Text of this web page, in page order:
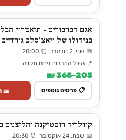
אגם הברבורים - תיאטרון
בניהולו של ויאצ'סלב גורדייב
📅 שני, 2 נובמבר ⏰ 20:00
📍 היכל התרבות פתח תקווה
205–365 ₪
📋 פרטים נוספים 🎫
קוולריה רוסטיקנה
📅 שבת, 24 אוקטובר ⏰ 20:30